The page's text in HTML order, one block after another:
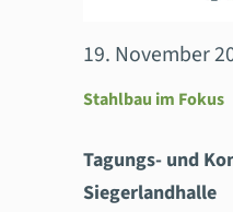
Stahlbau im Fokus
19. November
Tagungs- und
Siegerlandhalle